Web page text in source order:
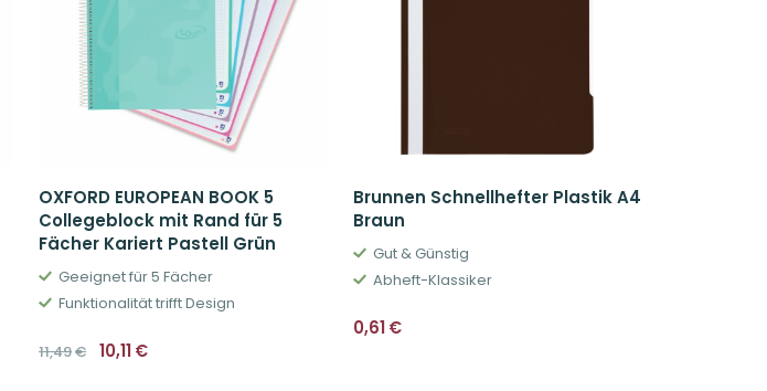
OXFORD EUROPEAN BOOK 5
Collegeblock mit Rand für 5
Fächer Kariert Pastell Grün
Geeignet für 5 Fächer
Funktionalität trifft Design
11,49€ Ursprünglicher
Preis
10,11€
Brunnen Schnellhefter Plastik A4
Braun
Gut & Günstig
Abheft-Klassiker
0,61€